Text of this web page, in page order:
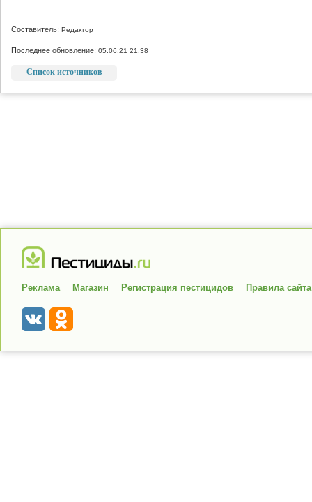
Составитель: Редактор
Последнее обновление: 05.06.21 21:38
Список источников
Реклама Магазин Регистрация пестицидов Правила сайта